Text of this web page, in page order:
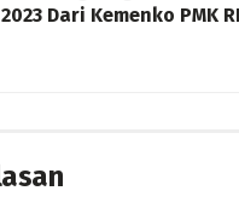
Dari Kemenko PMK RI